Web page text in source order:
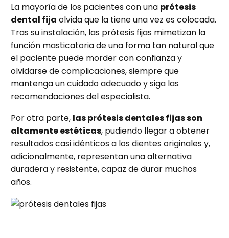
La mayoría de los pacientes con una prótesis
dental fija olvida que la tiene una vez es colocada.
Tras su instalación, las prótesis fijas mimetizan la
función masticatoria de una forma tan natural que
el paciente puede morder con confianza y
olvidarse de complicaciones, siempre que
mantenga un cuidado adecuado y siga las
recomendaciones del especialista.
Por otra parte, las prótesis dentales fijas son
altamente estéticas, pudiendo llegar a obtener
resultados casi idénticos a los dientes originales y,
adicionalmente, representan una alternativa
duradera y resistente, capaz de durar muchos
años.